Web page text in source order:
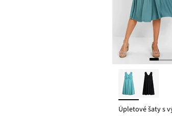
Úpletové šaty s